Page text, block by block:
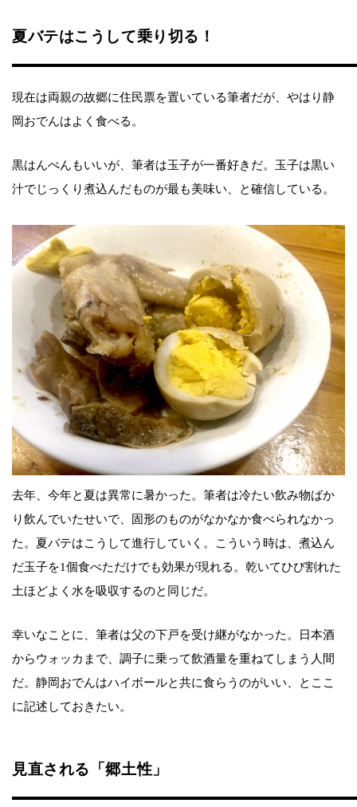
夏バテはこうして乗り切る！
現在は両親の故郷に住民票を置いている筆者だが、やはり静
岡おでんはよく食べる。
黒はんぺんもいいが、筆者は玉子が一番好きだ。玉子は黒い
汁でじっくり煮込んだものが最も美味い、と確信している。
去年、今年と夏は異常に暑かった。筆者は冷たい飲み物ばか
り飲んでいたせいで、固形のものがなかなか食べられなかっ
た。夏バテはこうして進行していく。こういう時は、煮込ん
だ玉子を1個食べただけでも効果が現れる。乾いてひび割れた
土ほどよく水を吸収するのと同じだ。
幸いなことに、筆者は父の下戸を受け継がなかった。日本酒
からウォッカまで、調子に乗って飲酒量を重ねてしまう人間
だ。静岡おでんはハイボールと共に食らうのがいい、とここ
に記述しておきたい。
見直される「郷土性」